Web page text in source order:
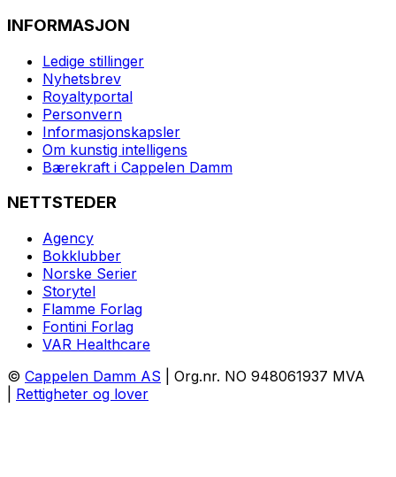
INFORMASJON
Ledige stillinger
Nyhetsbrev
Royaltyportal
Personvern
Informasjonskapsler
Om kunstig intelligens
Bærekraft i Cappelen Damm
NETTSTEDER
Agency
Bokklubber
Norske Serier
Storytel
Flamme Forlag
Fontini Forlag
VAR Healthcare
© Cappelen Damm AS | Org.nr. NO 948061937 MVA
Rettigheter og lover